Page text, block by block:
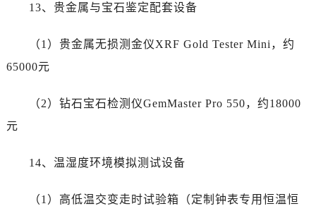
13、贵金属与宝石鉴定配套设备
（1）贵金属无损测金仪XRF Gold Tester Mini，约
65000元
（2）钻石宝石检测仪GemMaster Pro 550，约18000
元
14、温湿度环境模拟测试设备
（1）高低温交变走时试验箱（定制钟表专用恒温恒